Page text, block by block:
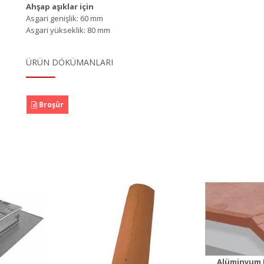
Ahşap aşıklar için
Asgari genişlik: 60mm
Asgari yükseklik: 80mm
ÜRÜN DÖKÜMANLARI
Broşür
Alüminyum
Alüminyum Mahya
Kapağı
Ürün Detayı